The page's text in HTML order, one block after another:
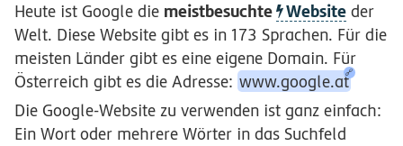
Heute ist Google die meistbesuchte Website der
Welt. Diese Website gibt es in 173 Sprachen. Für die
meisten Länder gibt es eine eigene Domain. Für
Österreich gibt es die Adresse: www.google.at
Die Google-Website zu verwenden ist ganz einfach:
Ein Wort oder mehrere Wörter in das Suchfeld